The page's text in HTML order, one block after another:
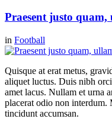
Praesent justo quam,
in Football
Quisque at erat metus,
aliquet luctus. Duis nibh
amet lacus. Nullam et urna
placerat odio non
tincidunt accumsan.